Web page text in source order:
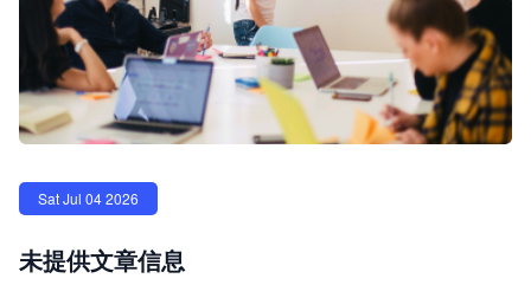
Sat Jul 04 2026
未提供文章信息